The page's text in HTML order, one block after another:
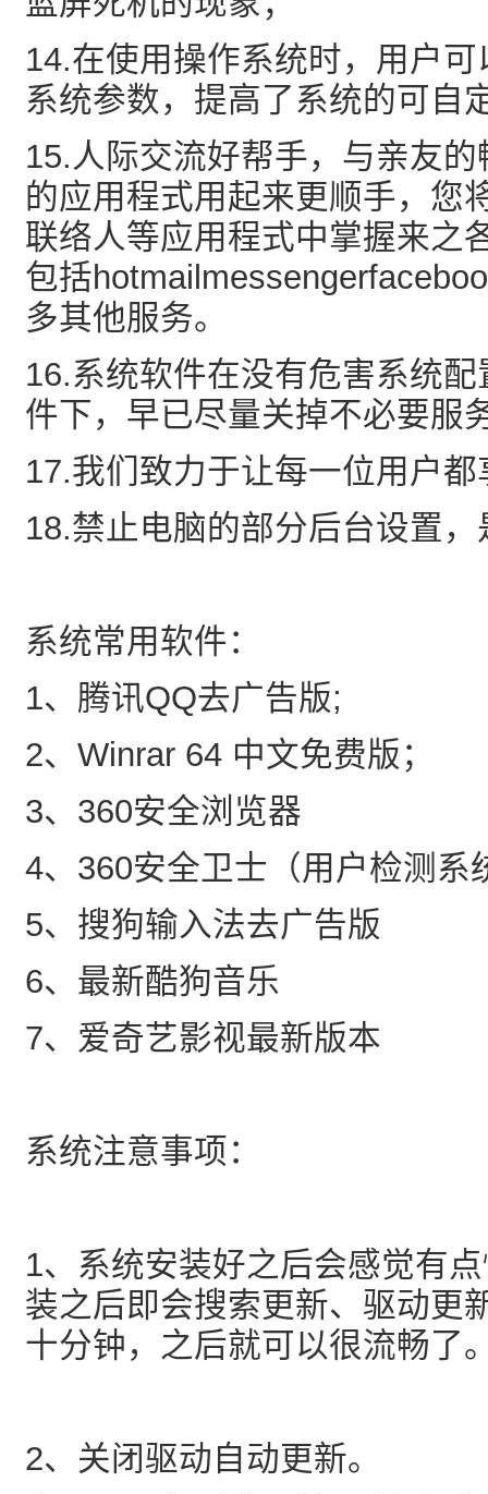
14.在使用操作系统时，用户
系统参数，提高了系统的可自
15.人际交流好帮手，与亲友
的应用程式用起来更顺手，您
联络人等应用程式中掌握来之
包括
多其他服务。
16.系统软件在没有危害系统
件下，早已尽量关掉不必要服
17.我们致力于让每一位用户
18.禁止电脑的部分后台设置
系统常用软件：
1、腾讯QQ去广告版;
2、Winrar 64 中文免费版；
3、360安全浏览器
4、360安全卫士（用户检测系
5、搜狗输入法去广告版
6、最新酷狗音乐
7、爱奇艺影视最新版本
系统注意事项：
1、系统安装好之后会感觉有
装之后即会搜索更新、驱动更
十分钟，之后就可以很流畅了
2、关闭驱动自动更新。